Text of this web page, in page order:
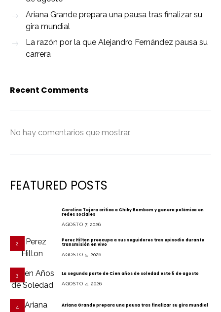
Ariana Grande prepara una pausa tras finalizar su
gira mundial
La razón por la que Alejandro Fernández pausa su
carrera
Recent Comments
No hay comentarios que mostrar.
FEATURED POSTS
Carolina Tejera critica a Chiky Bombom y genera polémica en
redes sociales
AGOSTO 7, 2026
2
Perez Hilton preocupa a sus seguidores tras episodio durante
transmisión en vivo
AGOSTO 5, 2026
3
La segunda parte de Cien años de soledad este 5 de agosto
AGOSTO 4, 2026
4
Ariana Grande prepara una pausa tras finalizar su gira mundial